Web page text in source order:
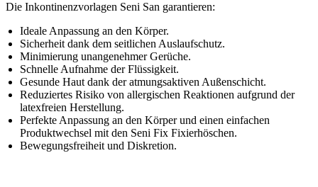
Die Inkontinenzvorlagen Seni San garantieren:
Ideale Anpassung an den Körper.
Sicherheit dank dem seitlichen Auslaufschutz.
Minimierung unangenehmer Gerüche.
Schnelle Aufnahme der Flüssigkeit.
Gesunde Haut dank der atmungsaktiven Außenschicht.
Reduziertes Risiko von allergischen Reaktionen aufgrund der
latexfreien Herstellung.
Perfekte Anpassung an den Körper und einen einfachen
Produktwechsel mit den Seni Fix Fixierhöschen.
Bewegungsfreiheit und Diskretion.